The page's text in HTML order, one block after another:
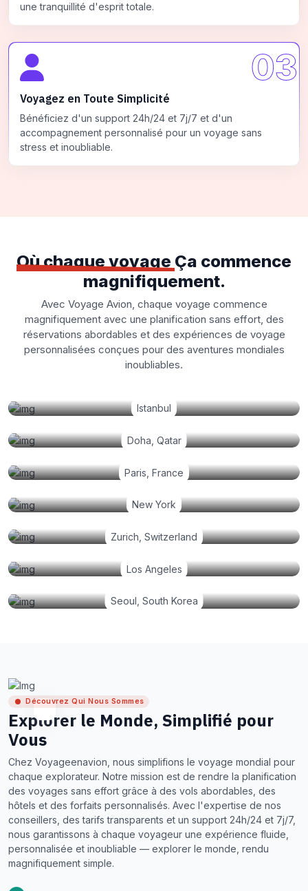
une tranquillité d'esprit totale.
03
Voyagez en Toute Simplicité
Bénéficiez d'un support 24h/24 et 7j/7 et d'un
accompagnement personnalisé pour un voyage sans
stress et inoubliable.
Où chaque voyage Ça commence
magnifiquement.
Avec Voyage Avion, chaque voyage commence
magnifiquement avec une planification sans effort, des
réservations abordables et des expériences de voyage
personnalisées conçues pour des aventures mondiales
inoubliables.
Istanbul
Doha, Qatar
Paris, France
New York
Zurich, Switzerland
Los Angeles
Seoul, South Korea
Découvrez Qui Nous Sommes
Explorer le Monde, Simplifié pour
Vous
Chez Voyageenavion, nous simplifions le voyage mondial pour
chaque explorateur. Notre mission est de rendre la planification
des voyages sans effort grâce à des vols abordables, des
hôtels et des forfaits personnalisés. Avec l'expertise de nos
conseillers, des tarifs transparents et un support 24h/24 et 7j/7,
nous garantissons à chaque voyageur une expérience fluide,
personnalisée et inoubliable — explorer le monde, rendu
magnifiquement simple.